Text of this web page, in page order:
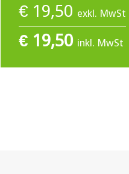
€ 19,50 exkl. MwSt
€ 19,50 inkl. MwSt